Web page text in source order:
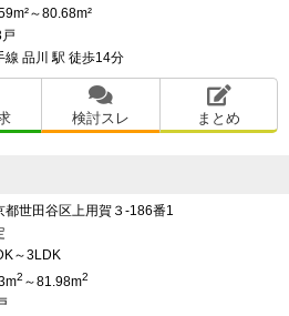
～80.68m²
線 品川 駅 徒歩14分
検討スレ まとめ
都世田谷区上用賀３-186番1
～3LDK
2 ～81.98m2